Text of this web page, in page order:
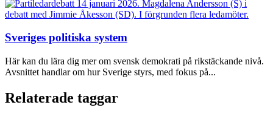
Sveriges politiska system
Här kan du lära dig mer om svensk demokrati på rikstäckande nivå.
Avsnittet handlar om hur Sverige styrs, med fokus på...
Relaterade taggar